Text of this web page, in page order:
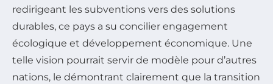
redirigeant les subventions vers des solutions
durables, ce pays a su concilier engagement
écologique et développement économique. Une
telle vision pourrait servir de modèle pour d’autres
nations, le démontrant clairement que la transition